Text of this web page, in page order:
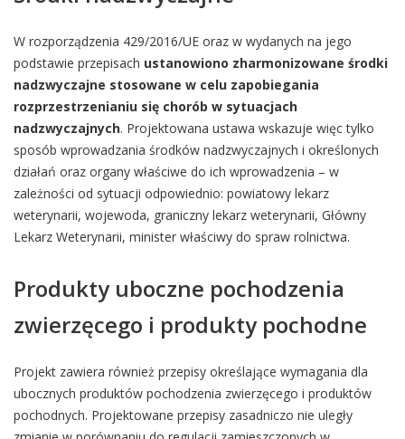
W rozporządzenia 429/2016/UE oraz w wydanych na jego
podstawie przepisach ustanowiono zharmonizowane środki
nadzwyczajne stosowane w celu zapobiegania
rozprzestrzenianiu się chorób w sytuacjach
nadzwyczajnych. Projektowana ustawa wskazuje więc tylko
sposób wprowadzania środków nadzwyczajnych i określonych
działań oraz organy właściwe do ich wprowadzenia – w
zależności od sytuacji odpowiednio: powiatowy lekarz
weterynarii, wojewoda, graniczny lekarz weterynarii, Główny
Lekarz Weterynarii, minister właściwy do spraw rolnictwa.
Produkty uboczne pochodzenia
zwierzęcego i produkty pochodne
Projekt zawiera również przepisy określające wymagania dla
ubocznych produktów pochodzenia zwierzęcego i produktów
pochodnych. Projektowane przepisy zasadniczo nie uległy